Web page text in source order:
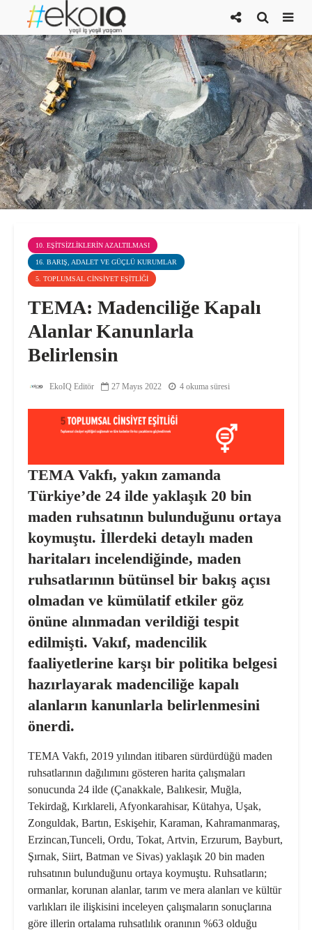
10. EŞITSIZLIKLERIN AZALTILMASI
16. BARIŞ, ADALET VE GÜÇLÜ KURUMLAR
5. TOPLUMSAL CINSIYET EŞITLIĞI
TEMA: Madenciliğe Kapalı
Alanlar Kanunlarla
Belirlensin
EkoIQ Editör 27 Mayıs 2022 4 okuma süresi
TEMA Vakfı, yakın zamanda
Türkiye’de 24 ilde yaklaşık 20 bin
maden ruhsatının bulunduğunu ortaya
koymuştu. İllerdeki detaylı maden
haritaları incelendiğinde, maden
ruhsatlarının bütünsel bir bakış açısı
olmadan ve kümülatif etkiler göz
önüne alınmadan verildiği tespit
edilmişti. Vakıf, madencilik
faaliyetlerine karşı bir politika belgesi
hazırlayarak madenciliğe kapalı
alanların kanunlarla belirlenmesini
önerdi.
TEMA Vakfı, 2019 yılından itibaren sürdürdüğü maden
ruhsatlarının dağılımını gösteren harita çalışmaları
sonucunda 24 ilde (Çanakkale, Balıkesir, Muğla,
Tekirdağ, Kırklareli, Afyonkarahisar, Kütahya, Uşak,
Zonguldak, Bartın, Eskişehir, Karaman, Kahramanmaraş,
Erzincan,Tunceli, Ordu, Tokat, Artvin, Erzurum, Bayburt,
Şırnak, Siirt, Batman ve Sivas) yaklaşık 20 bin maden
ruhsatının bulunduğunu ortaya koymuştu. Ruhsatların;
ormanlar, korunan alanlar, tarım ve mera alanları ve kültür
varlıkları ile ilişkisini inceleyen çalışmaların sonuçlarına
göre illerin ortalama ruhsatlılık oranının %63 olduğu